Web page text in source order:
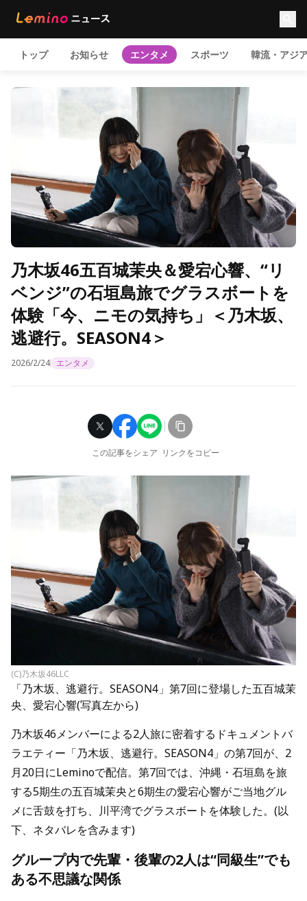
トップ お知らせ エンタメ スポーツ 韓流・アジ
乃木坂46五百城茉央＆愛宕心響、“リ
ベンジ”の石垣島旅でグラスボートを
体験「今、ニモの気持ち」＜乃木坂、
逃避行。SEASON4＞
2026/2/24 エンタメ
この記事をシェア リンクをコピー
(C)乃木坂46LLC
「乃木坂、逃避行。SEASON4」第7回に登場した五百城茉
央、愛宕心響(写真左から)
乃木坂46メンバーによる2人旅に密着するドキュメントバ
ラエティー「乃木坂、逃避行。SEASON4」の第7回が、2
月20日にLeminoで配信。第7回では、沖縄・石垣島を旅
する5期生の五百城茉央と6期生の愛宕心響がご当地グル
メに舌鼓を打ち、川平湾でグラスボートを体験した。(以
下、ネタバレを含みます)
グループ内で先輩・後輩の2人は“同級生”でも
ある不思議な関係